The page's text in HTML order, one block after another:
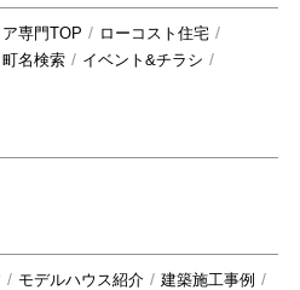
専門TOP
ローコスト住宅
町名検索
イベント&チラシ
モデルハウス紹介
建築施工事例